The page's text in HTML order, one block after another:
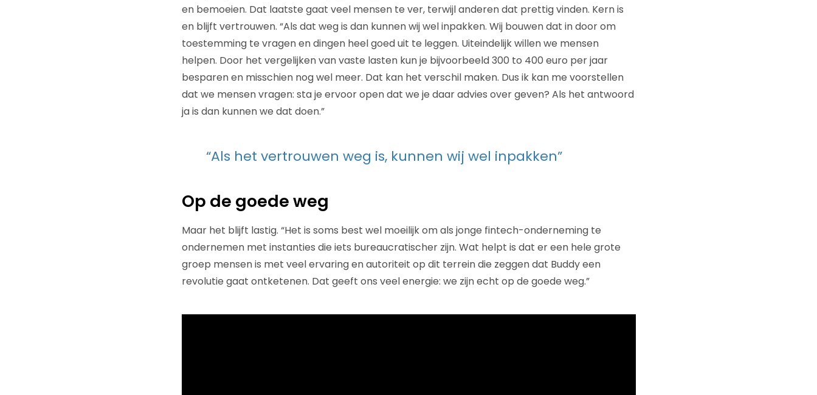
en bemoeien. Dat laatste gaat veel mensen te ver, terwijl anderen dat prettig vinden. Kern is
en blijft vertrouwen. “Als dat weg is dan kunnen wij wel inpakken. Wij bouwen dat in door om
toestemming te vragen en dingen heel goed uit te leggen. Uiteindelijk willen we mensen
helpen. Door het vergelijken van vaste lasten kun je bijvoorbeeld 300 to 400 euro per jaar
besparen en misschien nog wel meer. Dat kan het verschil maken. Dus ik kan me voorstellen
dat we mensen vragen: sta je ervoor open dat we je daar advies over geven? Als het antwoord
ja is dan kunnen we dat doen.”
“Als het vertrouwen weg is, kunnen wij wel inpakken”
Op de goede weg
Maar het blijft lastig. “Het is soms best wel moeilijk om als jonge fintech-onderneming te
ondernemen met instanties die iets bureaucratischer zijn. Wat helpt is dat er een hele grote
groep mensen is met veel ervaring en autoriteit op dit terrein die zeggen dat Buddy een
revolutie gaat ontketenen. Dat geeft ons veel energie: we zijn echt op de goede weg.”